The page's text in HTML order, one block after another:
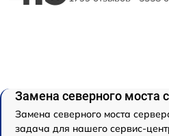
Замена северного моста
Замена северного моста
задача для нашего сервис-